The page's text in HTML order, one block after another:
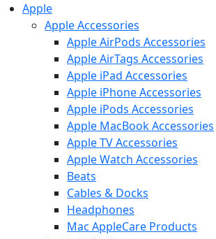
Apple
Apple Accessories
Apple AirPods Accessories
Apple AirTags Accessories
Apple iPad Accessories
Apple iPhone Accessories
Apple iPods Accessories
Apple MacBook Accessories
Apple TV Accessories
Apple Watch Accessories
Beats
Cables & Docks
Headphones
Mac AppleCare Products